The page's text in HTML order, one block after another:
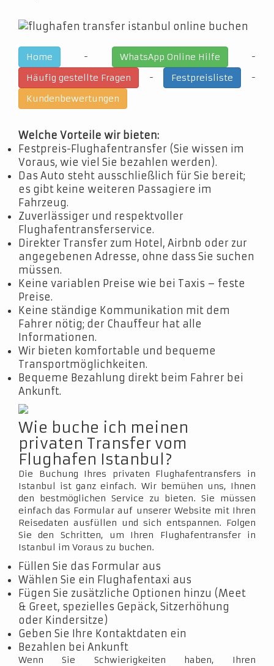
Home - WhatsApp Online Hilfe
-
Häufig gestellte Fragen
- Festpreisliste
-
Kundenbewertungen
Welche Vorteile wir bieten:
Festpreis-Flughafentransfer (Sie wissen im
Voraus, wie viel Sie bezahlen werden).
Das Auto steht ausschließlich für Sie bereit;
es gibt keine weiteren Passagiere im
Fahrzeug.
Zuverlässiger und respektvoller
Flughafentransferservice.
Direkter Transfer zum Hotel, Airbnb oder zur
angegebenen Adresse, ohne dass Sie suchen
müssen.
Keine variablen Preise wie bei Taxis – feste
Preise.
Keine ständige Kommunikation mit dem
Fahrer nötig; der Chauffeur hat alle
Informationen.
Wir bieten komfortable und bequeme
Transportmöglichkeiten.
Bequeme Bezahlung direkt beim Fahrer bei
Ankunft.
Wie buche ich meinen
privaten Transfer vom
Flughafen Istanbul?
Die Buchung Ihres privaten Flughafentransfers in
Istanbul ist ganz einfach. Wir bemühen uns, Ihnen
den bestmöglichen Service zu bieten. Sie müssen
einfach das Formular auf unserer Website mit Ihren
Reisedaten ausfüllen und sich entspannen. Folgen
Sie den Schritten, um Ihren Flughafentransfer in
Istanbul im Voraus zu buchen.
Füllen Sie das Formular aus
Wählen Sie ein Flughafentaxi aus
Fügen Sie zusätzliche Optionen hinzu (Meet
& Greet, spezielles Gepäck, Sitzerhöhung
oder Kindersitze)
Geben Sie Ihre Kontaktdaten ein
Bezahlen bei Ankunft
Wenn Sie Schwierigkeiten haben, Ihren